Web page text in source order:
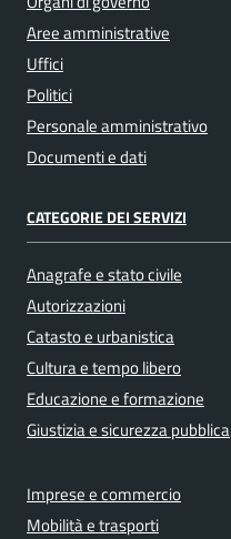
Aree amministrative
Uffici
Politici
Personale amministrativo
Documenti e dati
CATEGORIE DEI SERVIZI
Anagrafe e stato civile
Autorizzazioni
Catasto e urbanistica
Cultura e tempo libero
Educazione e formazione
Giustizia e sicurezza pubblica
Imprese e commercio
Mobilità e trasporti